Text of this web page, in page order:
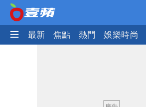
最新 焦點 熱門 娛樂時尚